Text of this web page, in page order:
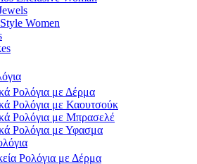
Women
Ρολόγια με Δέρμα
Ρολόγια με Καουτσούκ
Ρολόγια με Μπρασελέ
Ρολόγια με Υφασμα
Ρολόγια με Δέρμα